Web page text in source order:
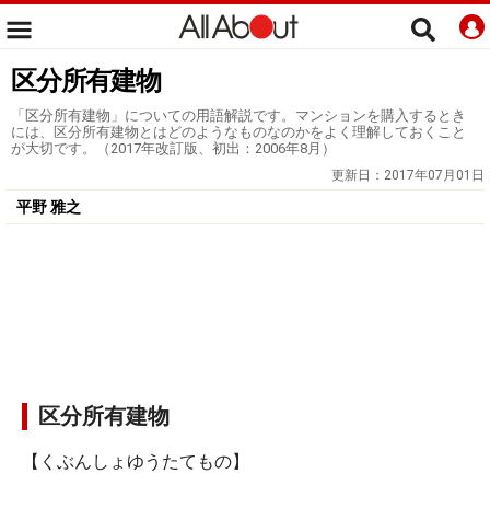
区分所有建物
「区分所有建物」についての用語解説です。マンションを購入するとき
には、区分所有建物とはどのようなものなのかをよく理解しておくこと
が大切です。（2017年改訂版、初出：2006年8月）
更新日： 2017年07月01日
平野 雅之
区分所有建物
【くぶんしょゆうたてもの】